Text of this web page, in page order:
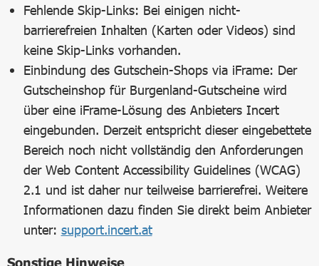
Fehlende Skip-Links: Bei einigen nicht-
barrierefreien Inhalten (Karten oder Videos) sind
keine Skip-Links vorhanden.
Einbindung des Gutschein-Shops via iFrame: Der
Gutscheinshop für Burgenland-Gutscheine wird
über eine iFrame-Lösung des Anbieters Incert
eingebunden. Derzeit entspricht dieser eingebettete
Bereich noch nicht vollständig den Anforderungen
der Web Content Accessibility Guidelines (WCAG)
2.1 und ist daher nur teilweise barrierefrei. Weitere
Informationen dazu finden Sie direkt beim Anbieter
unter: support.incert.at
Sonstige Hinweise